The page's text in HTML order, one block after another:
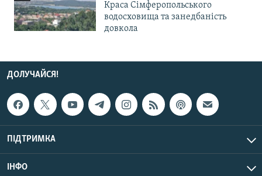
Краса Сімферопольського
водосховища та занедбаність
довкола
ДОЛУЧАЙСЯ!
ПІДТРИМКА
ІНФО